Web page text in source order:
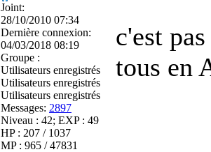
Joint:
28/10/2010 07:34
Dernière connexion:
04/03/2018 08:19
Groupe :
Utilisateurs enregistrés
Utilisateurs enregistrés
Utilisateurs enregistrés
Messages: 2897
Niveau : 42; EXP : 49
HP : 207 / 1037
MP : 965 / 47831
c'est
tous en